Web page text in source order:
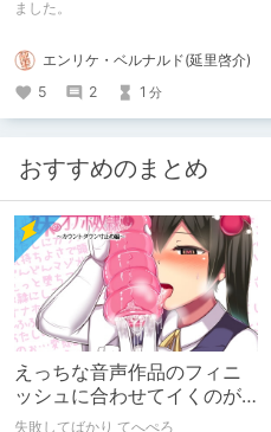
ました。
エンリケ・ベルナルド(延里啓介)
5
2 1 分
おすすめのまとめ
えっちな音声作品のフィニ
ッシュに合わせてイくのが
下手すぎる【失敗した話】
失敗してばかり てへぺろ